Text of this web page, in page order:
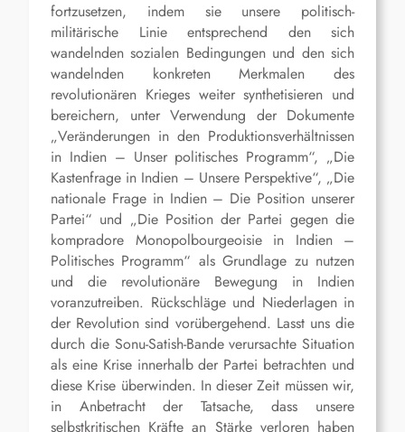
fortzusetzen, indem sie unsere politisch-
militärische Linie entsprechend den sich
wandelnden sozialen Bedingungen und den sich
wandelnden konkreten Merkmalen des
revolutionären Krieges weiter synthetisieren und
bereichern, unter Verwendung der Dokumente
„Veränderungen in den Produktionsverhältnissen
in Indien – Unser politisches Programm“, „Die
Kastenfrage in Indien – Unsere Perspektive“, „Die
nationale Frage in Indien – Die Position unserer
Partei“ und „Die Position der Partei gegen die
kompradore Monopolbourgeoisie in Indien –
Politisches Programm“ als Grundlage zu nutzen
und die revolutionäre Bewegung in Indien
voranzutreiben. Rückschläge und Niederlagen in
der Revolution sind vorübergehend. Lasst uns die
durch die Sonu-Satish-Bande verursachte Situation
als eine Krise innerhalb der Partei betrachten und
diese Krise überwinden. In dieser Zeit müssen wir,
in Anbetracht der Tatsache, dass unsere
selbstkritischen Kräfte an Stärke verloren haben